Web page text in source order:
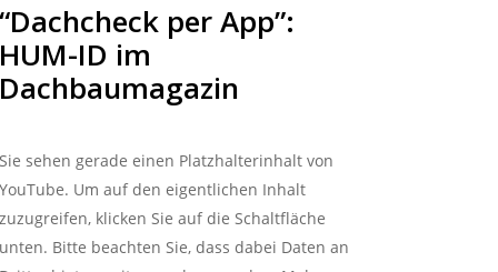
“Dachcheck per App”:
HUM-ID im
Dachbaumagazin
Sie sehen gerade einen Platzhalterinhalt von
YouTube. Um auf den eigentlichen Inhalt
zuzugreifen, klicken Sie auf die Schaltfläche
unten. Bitte beachten Sie, dass dabei Daten an